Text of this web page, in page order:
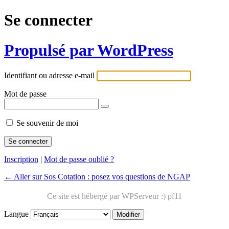
Se connecter
Propulsé par WordPress
Identifiant ou adresse e-mail
Mot de passe
Se souvenir de moi
Inscription | Mot de passe oublié ?
← Aller sur Sos Cotation : posez vos questions de NGAP
Langue